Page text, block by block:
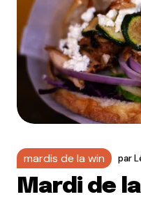
mardis de la win par
Mardi de